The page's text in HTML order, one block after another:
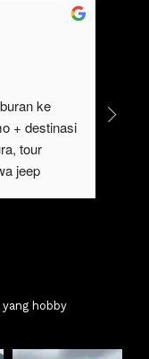
Destinasi Wisata
yang ingin
wisatanya yang
hobby